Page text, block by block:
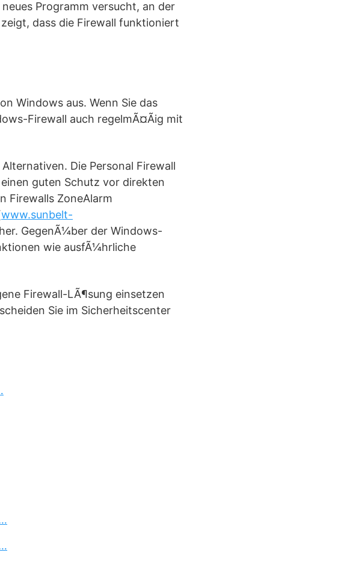
Programm versucht, an der
zeigt, dass die Firewall funktioniert
Windows aus. Wenn Sie das
Firewall auch regelmÃ¤Ãig mit
Die Personal Firewall
guten Schutz vor direkten
Firewalls ZoneAlarm
www.sunbelt-
GegenÃ¼ber der Windows-
wie ausfÃ¼hrliche
Firewall-LÃ¶sung einsetzen
Sie im Sicherheitscenter